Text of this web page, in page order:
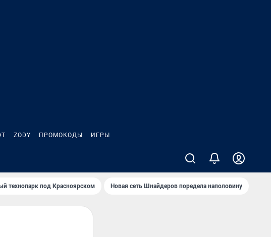
ZODY ПРОМОКОДЫ ИГРЫ
технопарк под Крaсноярском Новая сеть Шнайдеров поредела наполовину